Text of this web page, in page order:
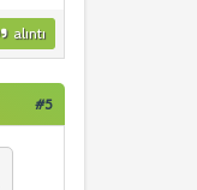
alıntı
#5